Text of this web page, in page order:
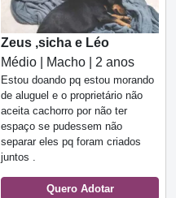
Zeus ,sicha e Léo
Médio | Macho | 2 anos
Estou doando pq estou morando
de aluguel e o proprietário não
aceita cachorro por não ter
espaço se pudessem não
separar eles pq foram criados
juntos .
Quero Adotar